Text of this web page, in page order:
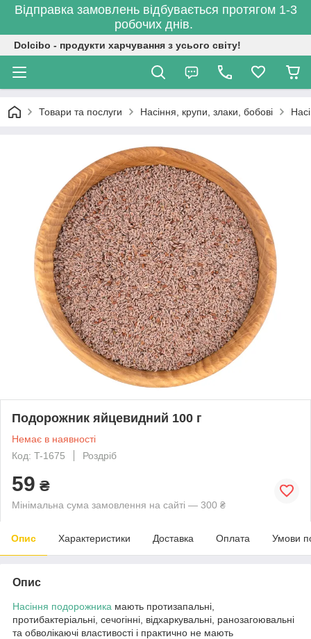
Відправка замовлень відбувається протягом 1-3
робочих днів.
Dolcibo - продукти харчування з усього світу!
Товари та послуги Насіння, крупи, злаки, бобові
Подорожник яйцевидний 100 г
Немає в наявності
Код: T-1675
Роздріб
59 ₴
Мінімальна сума замовлення на сайті — 300 ₴
Опис Характеристики Доставка Оплата Умови
Опис
Насіння подорожника мають протизапальні,
протибактеріальні, сечогінні, відхаркувальні, ранозагоювальні
та обволікаючі властивості і практично не мають